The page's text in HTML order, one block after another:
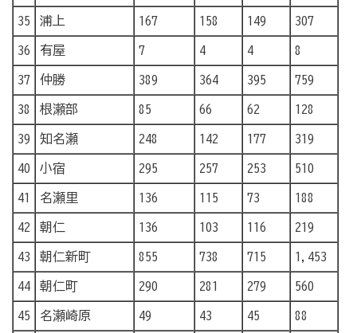
35 浦上 167 158 149 307
36 有屋 7 4 4 8
37 仲勝 389 364 395 759
38 根瀬部 85 66 62 128
39 知名瀬 248 142 177 319
40 小宿 295 257 253 510
41 名瀬里 136 115 73 188
42 朝仁 136 103 116 219
43 朝仁新町 855 738 715 1,453
44 朝仁町 290 281 279 560
45 名瀬崎原 49 43 45 88